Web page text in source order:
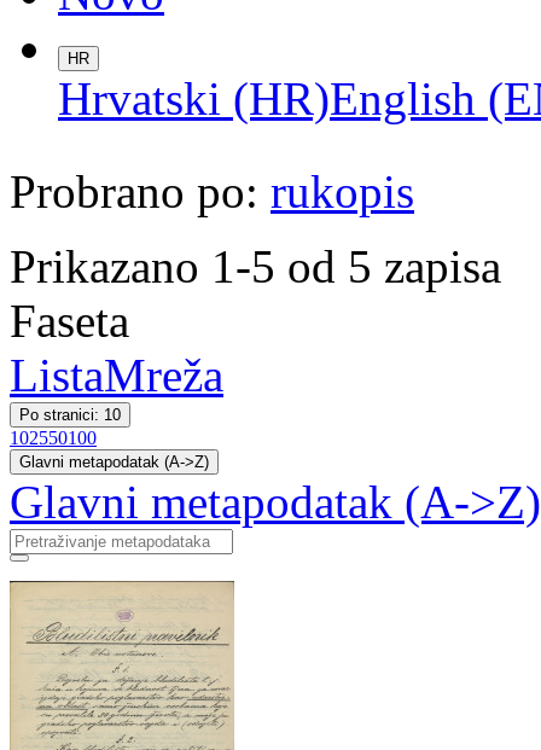
HR
Hrvatski (HR)English
Probrano po: rukopis
Prikazano 1-5 od 5 zapisa
Faseta
ListaMreža
Po stranici: 10
102550100
Glavni metapodatak (A->Z)
Glavni metapodatak (A->Z)